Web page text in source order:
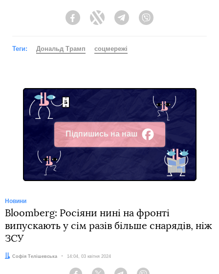
FacebookTwitter Telegram
Теги: Дональд Трамп соцмережі
Підпишись на наш
Facebook
Новини
Bloomberg: Росіяни нині на фронті
випускають у сім разів більше снарядів, ніж
ЗСУ
Автор:
Софія Телішевська Дата:
14:04, 03 квітня 2024